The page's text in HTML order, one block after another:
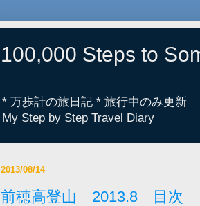
100,000 Steps to
* 万歩計の旅日記 * 旅行中のみ更新
My Step by Step Travel Diary
2013/08/14
前穂高登山 2013.8 目次